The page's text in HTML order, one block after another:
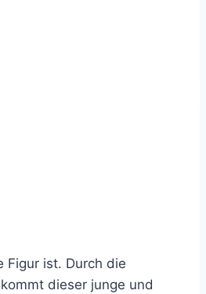
Figur ist. Durch die
dieser junge und